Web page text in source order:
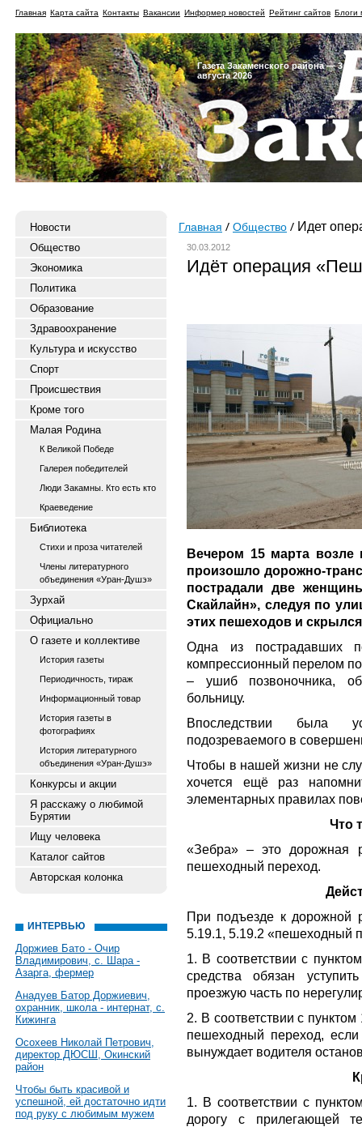
Главная Карта сайта Контакты Вакансии Информер новостей Рейтинг сайтов Блоги
Газета Закаменского района — 3
августа 2026
Новости
Общество
Экономика
Политика
Образование
Здравоохранение
Культура и искусство
Спорт
Происшествия
Кроме того
Малая Родина
К Великой Победе
Галерея победителей
Люди Закамны. Кто есть кто
Краеведение
Библиотека
Стихи и проза читателей
Члены литературного
объединения «Уран-Душэ»
Зурхай
Официально
О газете и коллективе
История газеты
Периодичность, тираж
Информационный товар
История газеты в
фотографиях
История литературного
объединения «Уран-Душэ»
Конкурсы и акции
Я расскажу о любимой
Бурятии
Ищу человека
Каталог сайтов
Авторская колонка
ИНТЕРВЬЮ
Доржиев Бато - Очир
Владимирович, с. Шара -
Азарга, фермер
Анадуев Батор Доржиевич,
охранник, школа - интернат, с.
Кижинга
Осохеев Николай Петрович,
директор ДЮСШ, Окинский
район
Чтобы быть красивой и
успешной, ей достаточно идти
под руку с любимым мужем
Главная Общество Идет
30.03.2012
Идёт операция
Вечером 15 марта возле
произошло дорожно-
пострадали две
Скайлайн», следуя по
этих пешеходов и
Одна из пострадавших
компрессионный перелом
– ушиб позвоночника,
больницу.
Впоследствии была
подозреваемого в
Чтобы в нашей жизни не
хочется ещё раз
элементарных правилах
Что
«Зебра» – это дорожная
пешеходный переход.
При подъезде к дорожной
5.19.1, 5.19.2 «пешеходный
1. В соответствии с
средства обязан
проезжую часть по
2. В соответствии с
пешеходный переход,
вынуждает водителя
1. В соответствии с
дорогу с прилегающей